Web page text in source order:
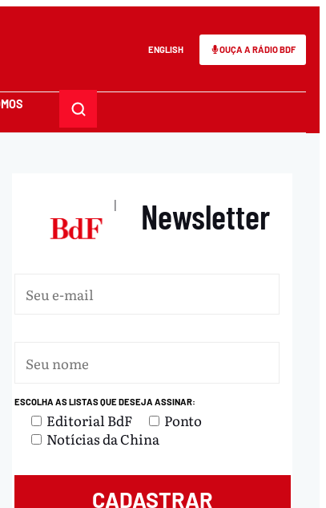
ENGLISH OUÇA A RÁDIO BDF
| Newsletter
ESCOLHA AS LISTAS QUE DESEJA ASSINAR:
Editorial BdF
Ponto
Notícias da China